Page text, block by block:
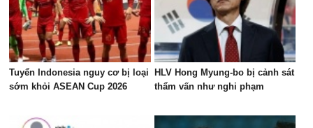
Tuyển Indonesia nguy cơ bị loại
sớm khỏi ASEAN Cup 2026
HLV Hong Myung-bo bị cảnh sát
thẩm vấn như nghi phạm